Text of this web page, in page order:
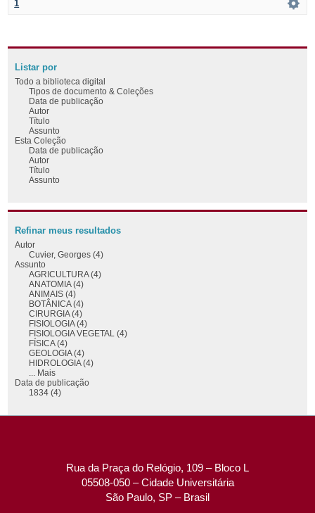
1
Listar por
Todo a biblioteca digital
Tipos de documento & Coleções
Data de publicação
Autor
Título
Assunto
Esta Coleção
Data de publicação
Autor
Título
Assunto
Refinar meus resultados
Autor
Cuvier, Georges (4)
Assunto
AGRICULTURA (4)
ANATOMIA (4)
ANIMAIS (4)
BOTÂNICA (4)
CIRURGIA (4)
FISIOLOGIA (4)
FISIOLOGIA VEGETAL (4)
FÍSICA (4)
GEOLOGIA (4)
HIDROLOGIA (4)
... Mais
Data de publicação
1834 (4)
Rua da Praça do Relógio, 109 – Bloco L
05508-050 – Cidade Universitária
São Paulo, SP – Brasil